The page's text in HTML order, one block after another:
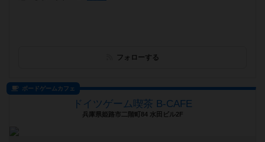
フォローする
ボードゲームカフェ
ドイツゲーム喫茶 B-CAFE
兵庫県姫路市二階町84 水田ビル2F